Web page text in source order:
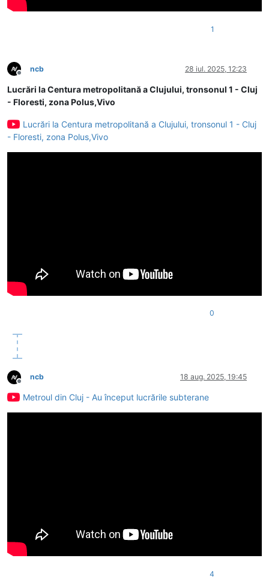
1
Deconectat
ncb 28 iul. 2025, 12:23
Lucrări la Centura metropolitană a Clujului, tronsonul 1 - Cluj
- Floresti, zona Polus,Vivo
Lucrări la Centura metropolitană a Clujului, tronsonul 1 - Cluj
- Floresti, zona Polus,Vivo
0
Deconectat
ncb 18 aug. 2025, 19:45
Metroul din Cluj - Au început lucrările subterane
4